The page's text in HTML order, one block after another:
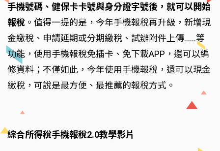
手機號碼、健保卡卡號與身分證字號後，就可以開始
報稅 。值得一提的是，今年手機報稅再升級，新增現
金繳稅、申請延期或分期繳稅、試辦附件上傳……等
功能，使用手機報稅免插卡、免下載APP，還可以編
修資料；不僅如此，今年使用手機報稅，還可以現金
繳稅，可說是最方便、最推薦的報稅方式。
綜合所得稅手機報稅2.0教學影片